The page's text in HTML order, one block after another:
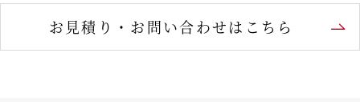
お見積り・お問い合わせはこちら